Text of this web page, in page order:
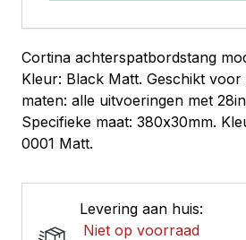
Cortina achterspatbordstang
Kleur: Black Matt. Geschikt
maten: alle uitvoeringen met
Specifieke maat: 380x30mm.
0001 Matt.
Levering aan huis:
Niet op voorraad